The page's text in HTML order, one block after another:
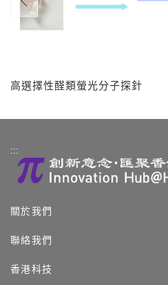
高選擇性醛類螢光分子探針
:::
關於我們
聯絡我們
香港科技